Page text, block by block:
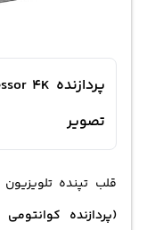
تصویر
قلب تپنده تلویزیون
(پردازنده کوانتومی ۴K)